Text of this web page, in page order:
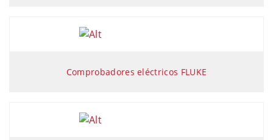
Comprobadores eléctricos FLUKE